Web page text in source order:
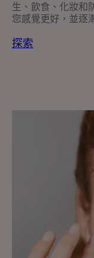
生、飲食、化妝和
您感覺更好，並逐
探索